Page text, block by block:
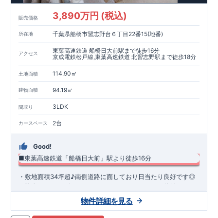
販売価格 3,890万円 (税込)
所在地 千葉県船橋市習志野台６丁目22番15(地番)
アクセス
東葉高速鉄道 船橋日大前駅まで徒歩16分
京成電鉄松戸線,東葉高速鉄道 北習志野駅まで徒歩18分
土地面積 114.90㎡
建物面積 94.19㎡
間取り 3LDK
カースペース 2台
Good!
■東葉高速鉄道「船橋日大前」駅より徒歩16分
​・敷地面積34坪超♪南側道路に面しており日当たり良好です◎ ​
・駐車スペース2台！ ・キッチンまわりがすっきり片付くパン
ウンター付き♪ ・あったら嬉しい土間収納を採用！ ​・共働き世
帯に大活躍の宅配ボックス
【教育施設】◎ 習志野台第二小学校 約250m(徒歩約4分) ◎
物件詳細を見る